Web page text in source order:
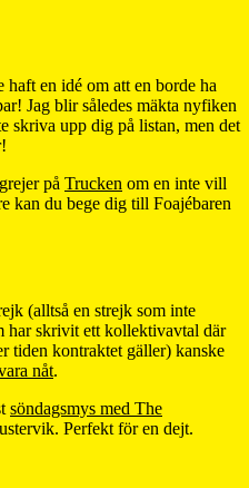
en idé om att en borde ha
Jag blir således mäkta nyfiken
skriva upp dig på listan, men det
på Trucken om en inte vill
kan du bege dig till Foajébaren
(alltså en strejk som inte
har skrivit ett kollektivavtal där
tiden kontraktet gäller) kanske
nåt.
söndagsmys med The
Perfekt för en dejt.